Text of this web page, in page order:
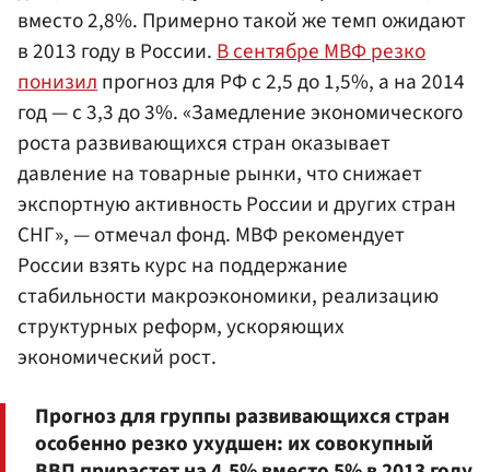
вместо 2,8%. Примерно такой же темп ожидают
в 2013 году в России.В сентябре МВФ резко
понизилпрогноз для РФ с 2,5 до 1,5%, а на 2014
год — с 3,3 до 3%. «Замедление экономического
роста развивающихся стран оказывает
давление на товарные рынки, что снижает
экспортную активность России и других стран
СНГ», — отмечал фонд. МВФ рекомендует
России взять курс на поддержание
стабильности макроэкономики, реализацию
структурных реформ, ускоряющих
экономический рост.
Прогноз для группы развивающихся стран
особенно резко ухудшен: их совокупный